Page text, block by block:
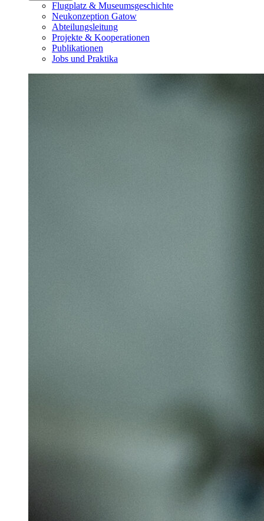
Flugplatz & Museumsgeschichte
Neukonzeption Gatow
Abteilungsleitung
Projekte & Kooperationen
Publikationen
Jobs und Praktika